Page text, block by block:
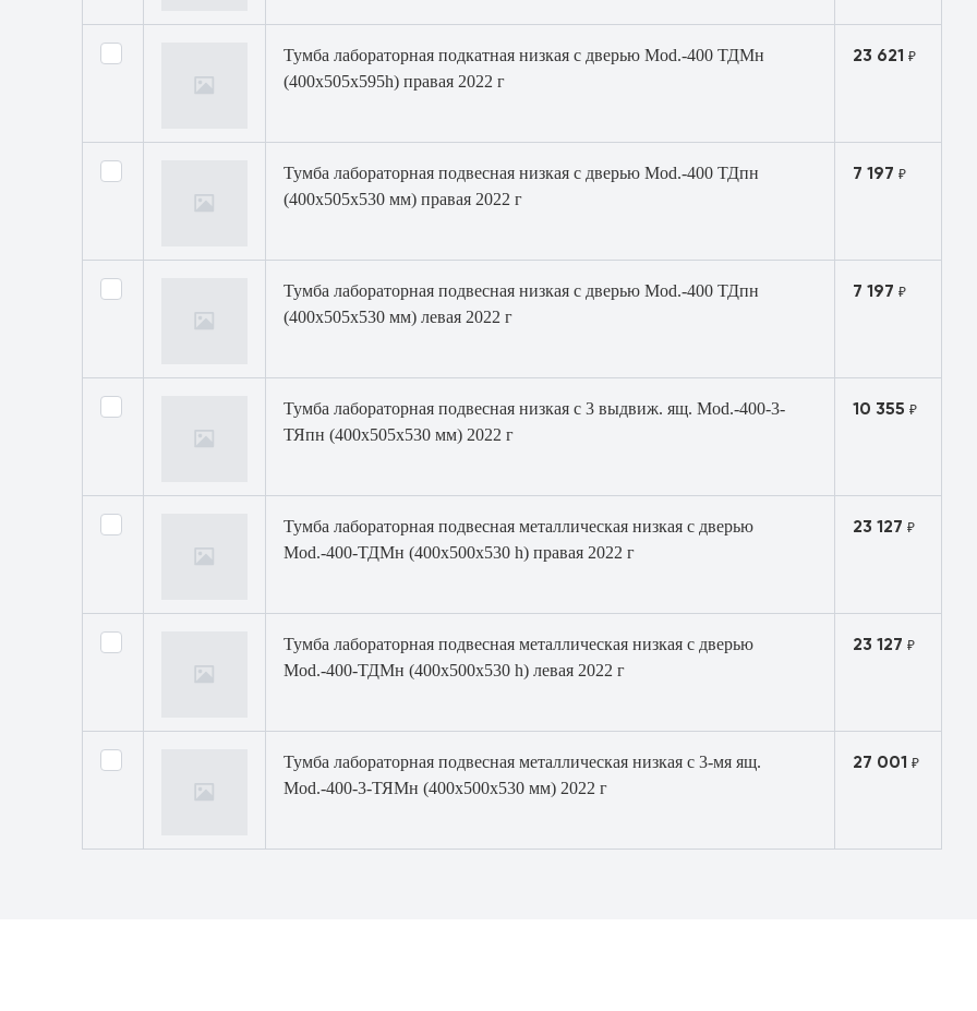
Тумба лабораторная подкатная низкая с дверью Mod.-400 ТДМн
(400х505х595h) правая 2022 г
23 621 ₽
Тумба лабораторная подвесная низкая с дверью Mod.-400 ТДпн
(400х505х530 мм) правая 2022 г
7 197 ₽
Тумба лабораторная подвесная низкая с дверью Mod.-400 ТДпн
(400х505х530 мм) левая 2022 г
7 197 ₽
Тумба лабораторная подвесная низкая с 3 выдвиж. ящ. Mod.-400-3-
ТЯпн (400х505х530 мм) 2022 г
10 355 ₽
Тумба лабораторная подвесная металлическая низкая с дверью
Mod.-400-ТДМн (400х500х530 h) правая 2022 г
23 127 ₽
Тумба лабораторная подвесная металлическая низкая с дверью
Mod.-400-ТДМн (400х500х530 h) левая 2022 г
23 127 ₽
Тумба лабораторная подвесная металлическая низкая с 3-мя ящ.
Mod.-400-3-ТЯМн (400х500х530 мм) 2022 г
27 001 ₽